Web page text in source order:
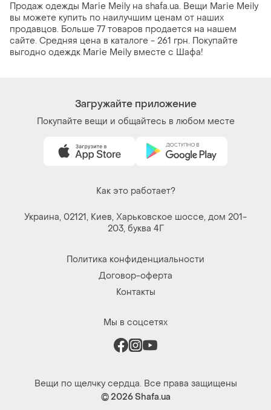
Продаж одежды Marie Meily на shafa.ua. Вещи Marie Meily
вы можете купить по наилучшим ценам от наших
продавцов. Больше 77 товаров продается на нашем
сайте. Средняя цена в каталоге - 261 грн. Покупайте
выгодно одеждк Marie Meily вместе с Шафа!
Загружайте приложение
Покупайте вещи и общайтесь в любом месте
Как это работает?
Украина, 02121, Киев, Харьковское шоссе, дом 201-
203, буква 4Г
Политика конфиденциальности
Договор-оферта
Контакты
Мы в соцсетях
Вещи по щелчку сердца. Все права защищены
© 2026Shafa.ua